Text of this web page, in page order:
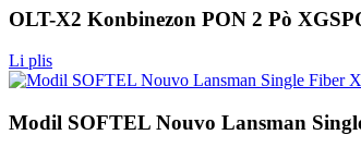
OLT-X2 Konbinezon PON 2 Pò
Li plis
Modil SOFTEL Nouvo Lansman